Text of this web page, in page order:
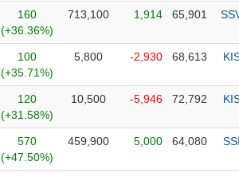
160
(+36.36%)
713,100 1,914 65,901
100
(+35.71%)
5,800 -2,930 68,613
120
(+31.58%)
10,500 -5,946 72,792
570
(+47.50%)
459,900 5,000 64,080